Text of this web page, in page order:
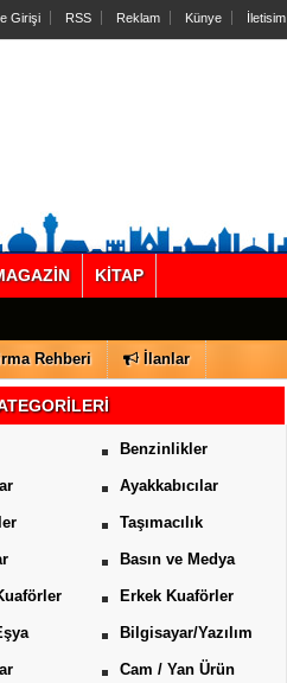
Girişi RSS Reklam Künye İletisim
KİTAP
Rehberi İlanlar
Benzinlikler
Ayakkabıcılar
Taşımacılık
Basın ve Medya
Erkek Kuaförler
Bilgisayar/Yazılım
Cam / Yan Ürün